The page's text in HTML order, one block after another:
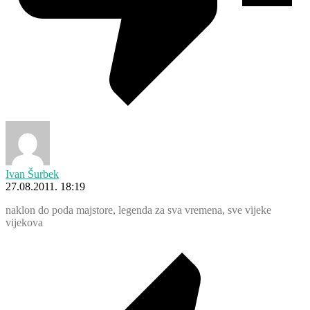
Ivan Šurbek
27.08.2011. 18:19
naklon do poda majstore, legenda za sva vremena, sve vijeke
vijekova